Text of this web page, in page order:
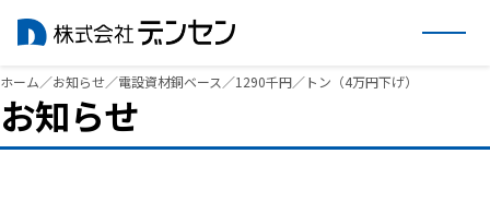
内
容
を
ホーム／お知らせ／電設資材銅ベース ／1290千円／トン（4万円下げ）
お知らせ